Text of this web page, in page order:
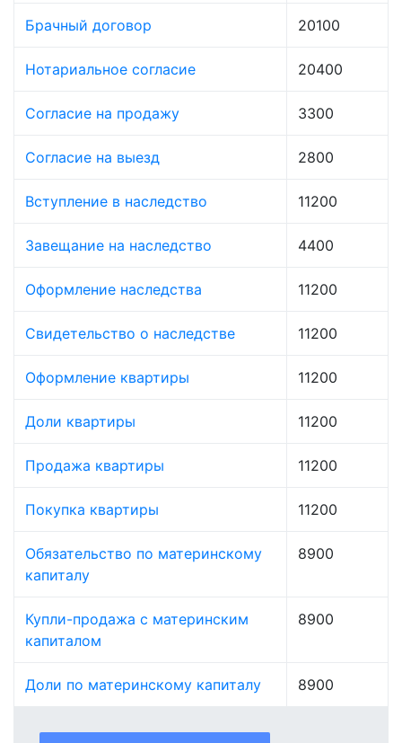
Брачный договор 20100
Нотариальное согласие 20400
Согласие на продажу 3300
Согласие на выезд 2800
Вступление в наследство 11200
Завещание на наследство 4400
Оформление наследства 11200
Свидетельство о наследстве 11200
Оформление квартиры 11200
Доли квартиры 11200
Продажа квартиры 11200
Покупка квартиры 11200
Обязательство по материнскому
капиталу
8900
Купли-продажа с материнским
капиталом
8900
Доли по материнскому капиталу 8900